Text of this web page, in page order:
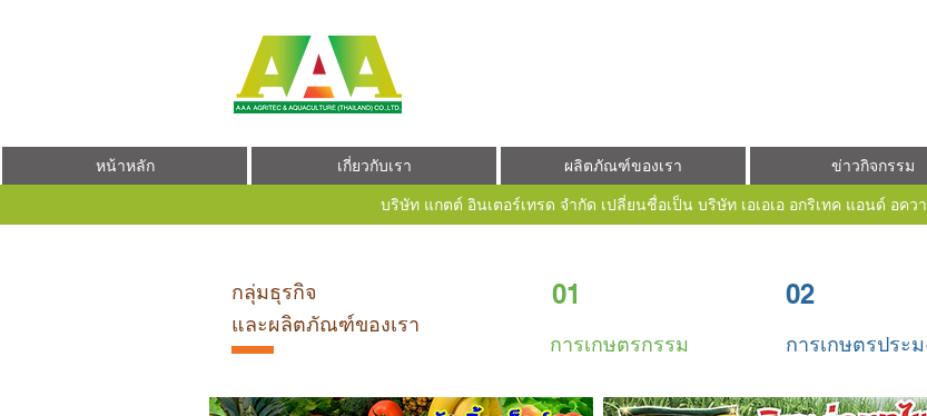
หน้าหลัก เกี่ยวกับเรา ผลิตภัณฑ์ของเรา ข่าวกิจกรรม
บริษัท แกตต์ อินเตอร์เทรด จำกัด เปลี่ยนชื่อเป็น บริษัท เอเอเอ อกริเทค แอนด์ อคว
กลุ่มธุรกิจ
และผลิตภัณฑ์ของเรา
01
การเกษตรกรรม
02
การเกษตรประม